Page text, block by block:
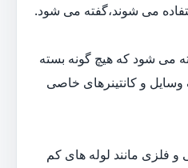
می شوند،گفته می شود.
می شود که هیچ گونه بسته
وسایل و کانتینرهای خاصی
و فلزی مانند لوله های کم